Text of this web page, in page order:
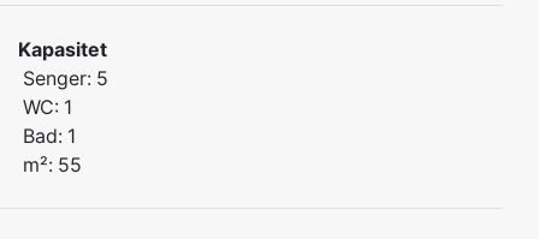
Soverom 1: Dobbeltseng
Soverom 2: Praktisk familiekøyeseng (plass til 3)
Aktiviteter i området:
Kapasitet
Senger: 5
WC: 1
Bad: 1
m²: 55